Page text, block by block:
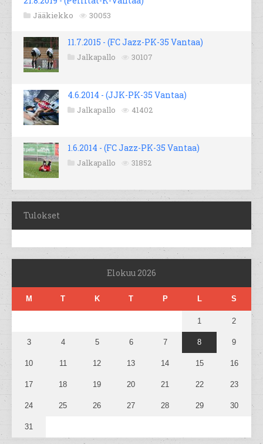
Jääkiekko 30053
11.7.2015 - (FC Jazz-PK-35 Vantaa)
Jalkapallo 30107
4.6.2014 - (JJK-PK-35 Vantaa)
Jalkapallo 41402
1.6.2014 - (FC Jazz-PK-35 Vantaa)
Jalkapallo 31852
Tulokset
Elokuu 2026
M T K T P L S
1 2
3 4 5 6 7 8 9
10 11 12 13 14 15 16
17 18 19 20 21 22 23
24 25 26 27 28 29 30
31